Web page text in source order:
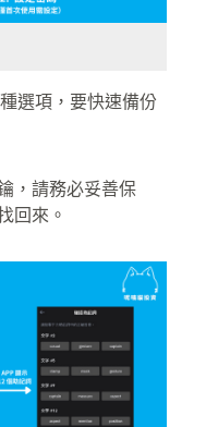
選項，要快速備份
，請務必妥善保
回來。